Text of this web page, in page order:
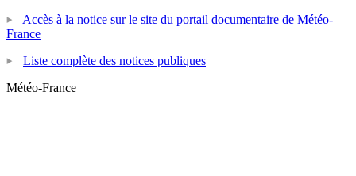
Accès à la notice sur le site du portail documentaire de Météo-
France
Liste complète des notices publiques
Météo-France